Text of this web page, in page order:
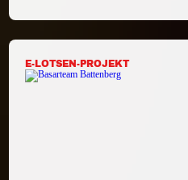
E-LOTSEN-PROJEKT